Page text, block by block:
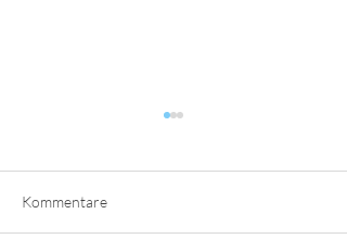
Kommentare